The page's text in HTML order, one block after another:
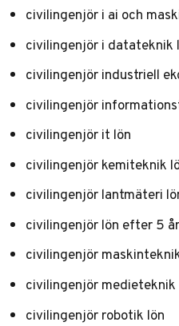
civilingenjör i ai och
civilingenjör i datateknik
civilingenjör industriell
civilingenjör
civilingenjör it lön
civilingenjör kemiteknik
civilingenjör lantmäteri
civilingenjör lön efter 5 år
civilingenjör
civilingenjör medieteknik
civilingenjör robotik lön